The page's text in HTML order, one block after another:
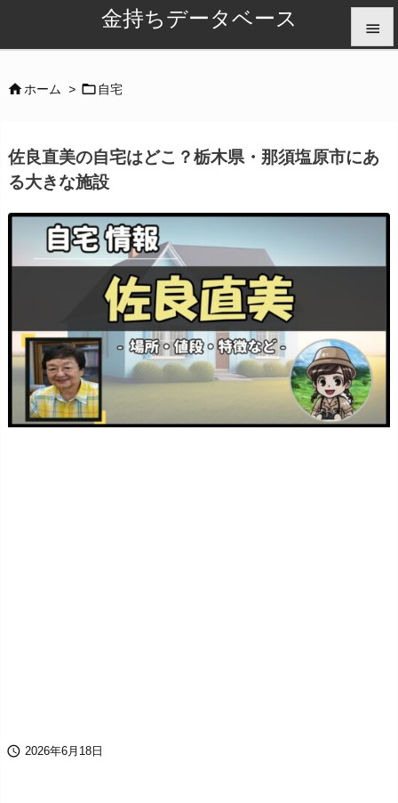
金持ちデータベース 


ホーム >  自宅
佐良直美の自宅はどこ？栃木県・那須塩原市にあ
る大きな施設
 2026年6月18日